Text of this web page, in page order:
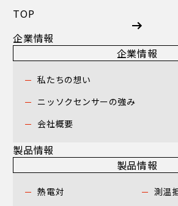
TOP
企業情報
企業情報
私たちの想い
ニッソクセンサーの強み
会社概要
製品情報
製品情報
熱電対
測温